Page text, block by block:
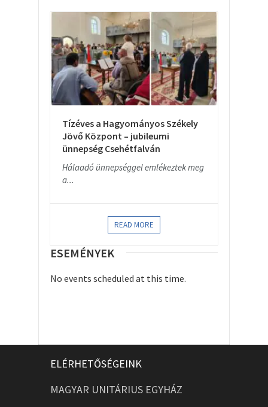
Tízéves a Hagyományos Székely
Jövő Központ – jubileumi
ünnepség Csehétfalván
Hálaadó ünnepséggel emlékeztek meg
a...
READ MORE
ESEMÉNYEK
No events scheduled at this time.
ELÉRHETŐSÉGEINK
MAGYAR UNITÁRIUS EGYHÁZ